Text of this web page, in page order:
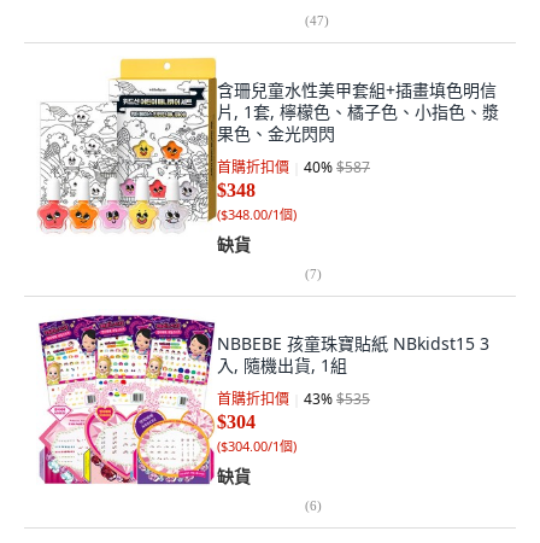
(47)
含珊兒童水性美甲套組+插畫填色明信
片, 1套, 檸檬色、橘子色、小指色、漿
果色、金光閃閃
首購折扣價 40%$587
$348
($348.00/1個)
缺貨
(7)
NBBEBE 孩童珠寶貼紙 NBkidst15 3
入, 隨機出貨, 1組
首購折扣價 43%$535
$304
($304.00/1個)
缺貨
(6)